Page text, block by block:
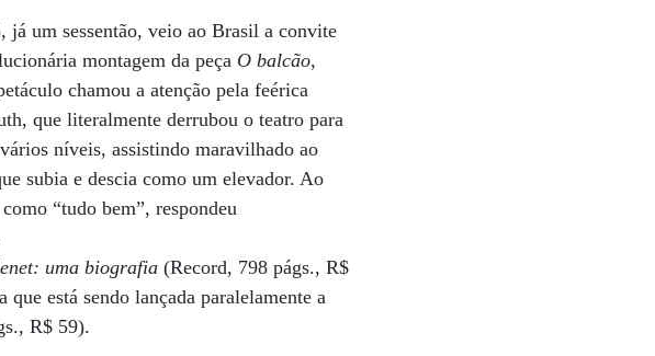
um sessentão, veio ao Brasil a convite
montagem da peça O balcão,
chamou a atenção pela feérica
que literalmente derrubou o teatro para
níveis, assistindo maravilhado ao
subia e descia como um elevador. Ao
“tudo bem”, respondeu
uma biografia(Record, 798 págs., R$
que está sendo lançada paralelamente a
R$ 59).